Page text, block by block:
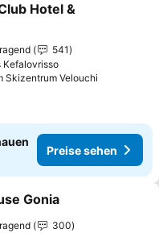
hinzufügen
Hotel &
541
Kefalovrisso
Skizentrum Velouchi
Preise sehen
hinzufügen
Gonia
300